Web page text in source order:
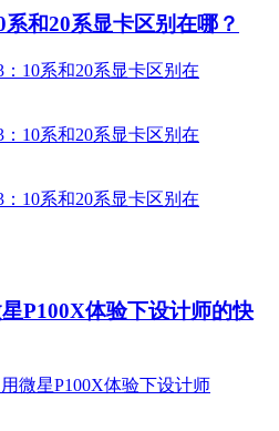
和20系显卡区别在哪？
P100X体验下设计师的快